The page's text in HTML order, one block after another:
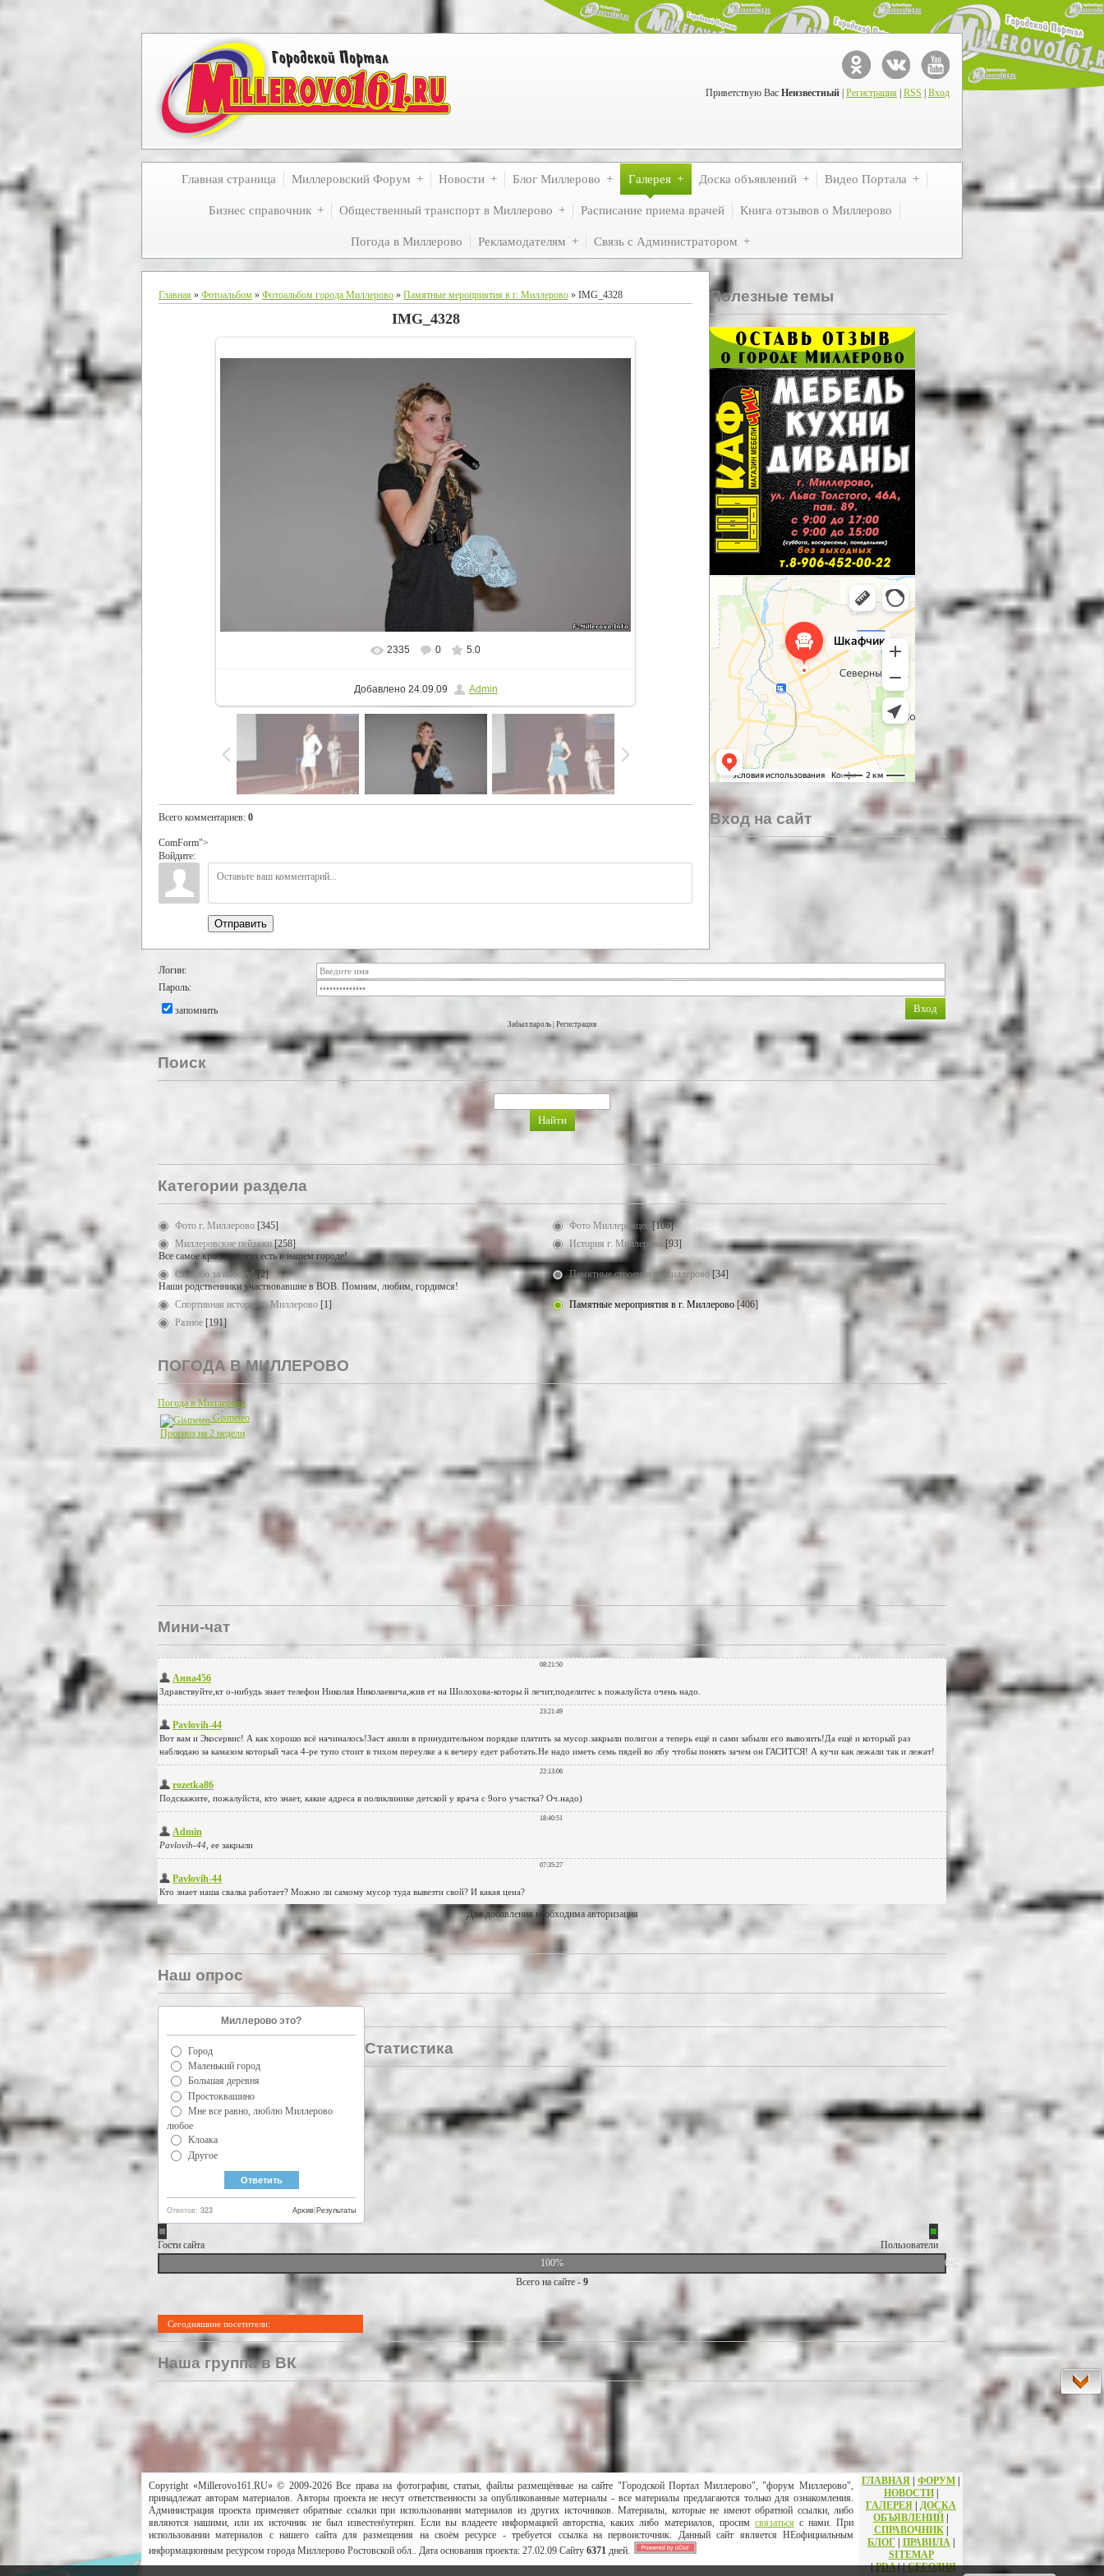
Приветствую Вас Неизвестный Регистрация RSS Вход
Главная страница Миллеровский Форум Новости Блог Миллерово Галерея Доска объявлений Видео Портала
Бизнес справочник Общественный транспорт в Миллерово Расписание приема врачей Книга отзывов о Миллерово
Погода в Миллерово Рекламодателям Связь с Администратором
Главная » Фотоальбом » Фотоальбом города Миллерово » Памятные мероприятия в г. Миллерово » IMG_4328
IMG_4328
В реальном размере 800x533
2335 0 5.0
Добавлено24.09.09 Admin
Всего комментариев: 0
ComForm">
Войдите:
Отправить
Полезные темы
Вход на сайт
Логин:
Пароль:
запомнить
Забыл пароль Регистрация
Поиск
Категории раздела
Фото г. Миллерово [345] Фото Миллеровцев [106]
Миллеровские пейзажи [258]
Все самое красивое, что есть в нашем городе!
История г. Миллерово [93]
Спасибо за победу! [2]
Наши родственники участвовавшие в ВОВ. Помним, любим, гордимся!
Памятные строения г. Миллерово [34]
Спортивная история г. Миллерово [1] Памятные мероприятия в г. Миллерово [406]
Разное [191]
ПОГОДА В МИЛЛЕРОВО
Погода в Миллерово
Gismeteo
Прогноз на 2 недели
Мини-чат
Для добавления необходима авторизация
Наш опрос
Миллерово это?
Город
Маленький город
Большая деревня
Простоквашино
Мне все равно, люблю Миллерово
любое
Клоака
Другое
Ответов: 323 Результаты
Архив
Статистика
Гости сайта
Пользователи
100%
0%
Всего на сайте - 9
Сегодняшние посетители:
Наша группа в ВК
Copyright «Millerovo161.RU» © 2009-2026 Все права на фотографии, статьи, файлы размещённые на сайте "Городской Портал Миллерово", "форум Миллерово",
принадлежат авторам материалов. Авторы проекта не несут ответственности за опубликованные материалы - все материалы предлагаются только для ознакомления.
Администрация проекта применяет обратные ссылки при использовании материалов из других источников. Материалы, которые не имеют обратной ссылки, либо
являются нашими, или их источник не был известен\утерян. Если вы владеете информацией авторства, каких либо материалов, просим связатьсяс нами. При
использовании материалов с нашего сайта для размещения на своём ресурсе - требуется ссылка на первоисточник. Данный сайт является НЕофициальным
информационным ресурсом города Миллерово Ростовской обл.. Дата основания проекта: 27.02.09 Сайту 6371 дней.
ГЛАВНАЯ | ФОРУМ |
НОВОСТИ|
ГАЛЕРЕЯ | ДОСКА
ОБЪЯВЛЕНИЙ |
СПРАВОЧНИК|
БЛОГ | ПРАВИЛА |
SITEMAP
|PDA||СЕГОДНЯ